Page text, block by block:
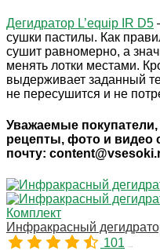
Дегидратор L’equip IR D5
сушки пастилы. Как
сушит равномерно, а
менять лотки местами.
выдерживает заданный
не пересушится и не
Уважаемые
рецепты, фото и видео
почту:
Комплект
Инфракрасный
101